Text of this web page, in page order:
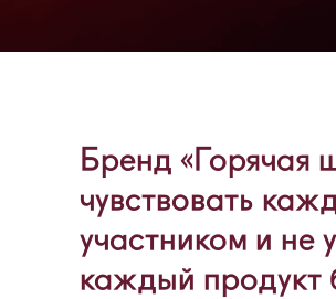
Бренд «Горячая
чувствовать
участником и не
каждый продукт